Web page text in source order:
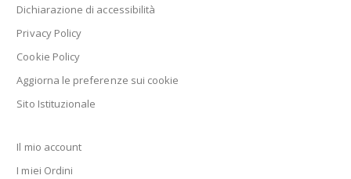
Dichiarazione di accessibilità
Privacy Policy
Cookie Policy
Aggiorna le preferenze sui cookie
Sito Istituzionale
Il mio account
I miei Ordini